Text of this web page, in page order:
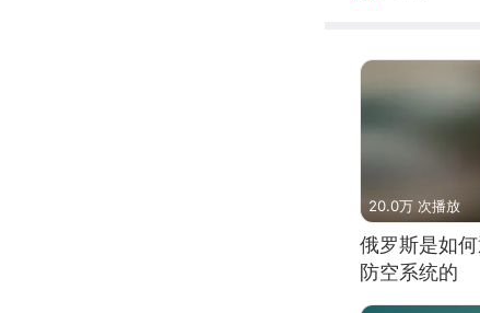
20.0万 次播放
俄罗斯是如
防空系统的